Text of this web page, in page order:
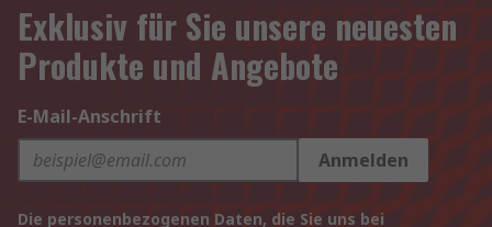
Exklusiv für Sie unsere neuesten
Produkte und Angebote
E-Mail-Anschrift
Anmelden
Die personenbezogenen Daten, die Sie uns bei